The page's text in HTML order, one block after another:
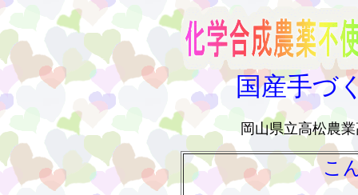
国産手づ
岡山県立高松農
こ